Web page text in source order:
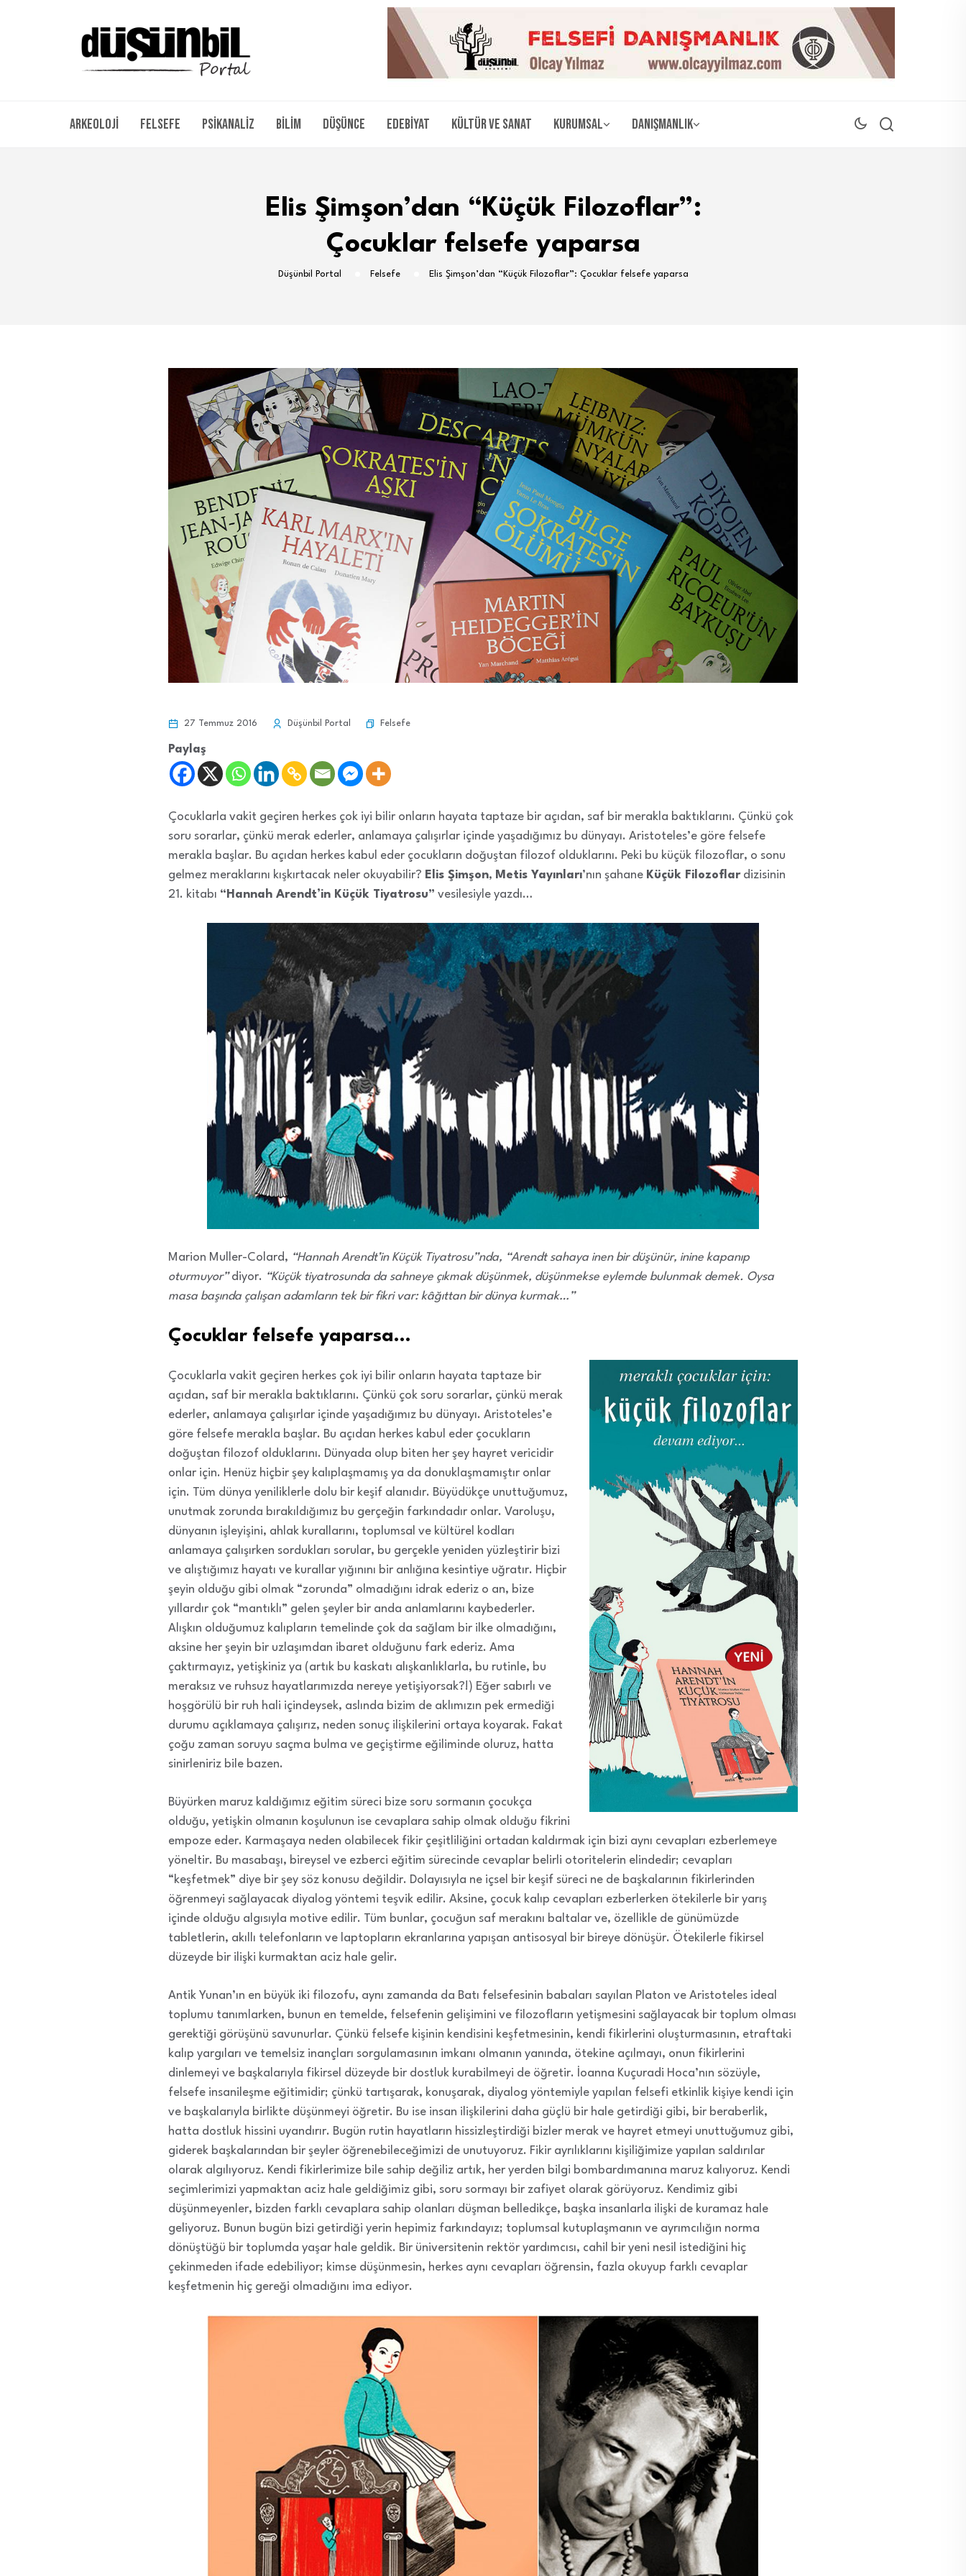
Arkeoloji Felsefe Psikanaliz Bilim Düşünce Edebiyat Kültür ve Sanat Kurumsal Danışmanlık
Elis Şimşon’dan “Küçük Filozoflar”:
Çocuklar felsefe yaparsa
Düşünbil Portal Felsefe Elis Şimşon’dan “Küçük Filozoflar”: Çocuklar felsefe yaparsa
27 Temmuz 2016 Düşünbil Portal Felsefe
Paylaş
Çocuklarla vakit geçiren herkes çok iyi bilir onların hayata taptaze bir açıdan, saf bir merakla baktıklarını. Çünkü çok
soru sorarlar, çünkü merak ederler, anlamaya çalışırlar içinde yaşadığımız bu dünyayı. Aristoteles’e göre felsefe
merakla başlar. Bu açıdan herkes kabul eder çocukların doğuştan filozof olduklarını. Peki bu küçük filozoflar, o sonu
gelmez meraklarını kışkırtacak neler okuyabilir? Elis Şimşon, Metis Yayınları’nın şahane Küçük Filozoflardizisinin
21. kitabı “Hannah Arendt’in Küçük Tiyatrosu” vesilesiyle yazdı…
Marion Muller-Colard, “Hannah Arendt’in Küçük Tiyatrosu”nda, “Arendt sahaya inen bir düşünür, inine kapanıp
oturmuyor”diyor. “Küçük tiyatrosunda da sahneye çıkmak düşünmek, düşünmekse eylemde bulunmak demek. Oysa
masa başında çalışan adamların tek bir fikri var: kâğıttan bir dünya kurmak…”
Çocuklar felsefe yaparsa…
Çocuklarla vakit geçiren herkes çok iyi bilir onların hayata taptaze bir
açıdan, saf bir merakla baktıklarını. Çünkü çok soru sorarlar, çünkü merak
ederler, anlamaya çalışırlar içinde yaşadığımız bu dünyayı. Aristoteles’e
göre felsefe merakla başlar. Bu açıdan herkes kabul eder çocukların
doğuştan filozof olduklarını. Dünyada olup biten her şey hayret vericidir
onlar için. Henüz hiçbir şey kalıplaşmamış ya da donuklaşmamıştır onlar
için. Tüm dünya yeniliklerle dolu bir keşif alanıdır. Büyüdükçe unuttuğumuz,
unutmak zorunda bırakıldığımız bu gerçeğin farkındadır onlar. Varoluşu,
dünyanın işleyişini, ahlak kurallarını, toplumsal ve kültürel kodları
anlamaya çalışırken sordukları sorular, bu gerçekle yeniden yüzleştirir bizi
ve alıştığımız hayatı ve kurallar yığınını bir anlığına kesintiye uğratır. Hiçbir
şeyin olduğu gibi olmak “zorunda” olmadığını idrak ederiz o an, bize
yıllardır çok “mantıklı” gelen şeyler bir anda anlamlarını kaybederler.
Alışkın olduğumuz kalıpların temelinde çok da sağlam bir ilke olmadığını,
aksine her şeyin bir uzlaşımdan ibaret olduğunu fark ederiz. Ama
çaktırmayız, yetişkiniz ya (artık bu kaskatı alışkanlıklarla, bu rutinle, bu
meraksız ve ruhsuz hayatlarımızda nereye yetişiyorsak?!) Eğer sabırlı ve
hoşgörülü bir ruh hali içindeysek, aslında bizim de aklımızın pek ermediği
durumu açıklamaya çalışırız, neden sonuç ilişkilerini ortaya koyarak. Fakat
çoğu zaman soruyu saçma bulma ve geçiştirme eğiliminde oluruz, hatta
sinirleniriz bile bazen.
Büyürken maruz kaldığımız eğitim süreci bize soru sormanın çocukça
olduğu, yetişkin olmanın koşulunun ise cevaplara sahip olmak olduğu fikrini
empoze eder. Karmaşaya neden olabilecek fikir çeşitliliğini ortadan kaldırmak için bizi aynı cevapları ezberlemeye
yöneltir. Bu masabaşı, bireysel ve ezberci eğitim sürecinde cevaplar belirli otoritelerin elindedir; cevapları
“keşfetmek” diye bir şey söz konusu değildir. Dolayısıyla ne içsel bir keşif süreci ne de başkalarının fikirlerinden
öğrenmeyi sağlayacak diyalog yöntemi teşvik edilir. Aksine, çocuk kalıp cevapları ezberlerken ötekilerle bir yarış
içinde olduğu algısıyla motive edilir. Tüm bunlar, çocuğun saf merakını baltalar ve, özellikle de günümüzde
tabletlerin, akıllı telefonların ve laptopların ekranlarına yapışan antisosyal bir bireye dönüşür. Ötekilerle fikirsel
düzeyde bir ilişki kurmaktan aciz hale gelir.
Antik Yunan’ın en büyük iki filozofu, aynı zamanda da Batı felsefesinin babaları sayılan Platon ve Aristoteles ideal
toplumu tanımlarken, bunun en temelde, felsefenin gelişimini ve filozofların yetişmesini sağlayacak bir toplum olması
gerektiği görüşünü savunurlar. Çünkü felsefe kişinin kendisini keşfetmesinin, kendi fikirlerini oluşturmasının, etraftaki
kalıp yargıları ve temelsiz inançları sorgulamasının imkanı olmanın yanında, ötekine açılmayı, onun fikirlerini
dinlemeyi ve başkalarıyla fikirsel düzeyde bir dostluk kurabilmeyi de öğretir. İoanna Kuçuradi Hoca’nın sözüyle,
felsefe insanileşme eğitimidir; çünkü tartışarak, konuşarak, diyalog yöntemiyle yapılan felsefi etkinlik kişiye kendi için
ve başkalarıyla birlikte düşünmeyi öğretir. Bu ise insan ilişkilerini daha güçlü bir hale getirdiği gibi, bir beraberlik,
hatta dostluk hissini uyandırır. Bugün rutin hayatların hissizleştirdiği bizler merak ve hayret etmeyi unuttuğumuz gibi,
giderek başkalarından bir şeyler öğrenebileceğimizi de unutuyoruz. Fikir ayrılıklarını kişiliğimize yapılan saldırılar
olarak algılıyoruz. Kendi fikirlerimize bile sahip değiliz artık, her yerden bilgi bombardımanına maruz kalıyoruz. Kendi
seçimlerimizi yapmaktan aciz hale geldiğimiz gibi, soru sormayı bir zafiyet olarak görüyoruz. Kendimiz gibi
düşünmeyenler, bizden farklı cevaplara sahip olanları düşman belledikçe, başka insanlarla ilişki de kuramaz hale
geliyoruz. Bunun bugün bizi getirdiği yerin hepimiz farkındayız; toplumsal kutuplaşmanın ve ayrımcılığın norma
dönüştüğü bir toplumda yaşar hale geldik. Bir üniversitenin rektör yardımcısı, cahil bir yeni nesil istediğini hiç
çekinmeden ifade edebiliyor; kimse düşünmesin, herkes aynı cevapları öğrensin, fazla okuyup farklı cevaplar
keşfetmenin hiç gereği olmadığını ima ediyor.